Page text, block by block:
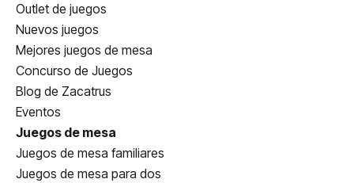
Outlet de juegos
Nuevos juegos
Mejores juegos de mesa
Concurso de Juegos
Blog de Zacatrus
Eventos
Juegos de mesa
Juegos de mesa familiares
Juegos de mesa para dos